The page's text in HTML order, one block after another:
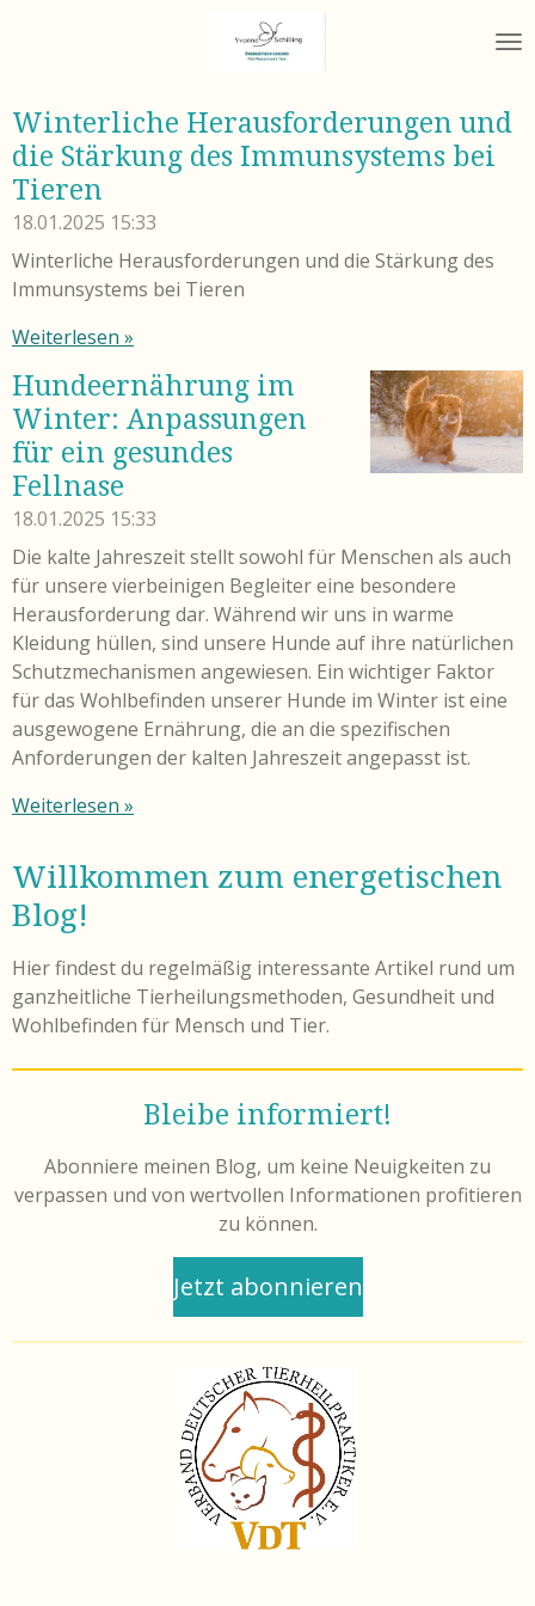
Winterliche Herausforderungen und
die Stärkung des Immunsystems bei
Tieren
18.01.2025 15:33
Winterliche Herausforderungen und die Stärkung des
Immunsystems bei Tieren
Weiterlesen »
Hundeernährung im
Winter: Anpassungen
für ein gesundes
Fellnase
18.01.2025 15:33
Die kalte Jahreszeit stellt sowohl für Menschen als auch
für unsere vierbeinigen Begleiter eine besondere
Herausforderung dar. Während wir uns in warme
Kleidung hüllen, sind unsere Hunde auf ihre natürlichen
Schutzmechanismen angewiesen. Ein wichtiger Faktor
für das Wohlbefinden unserer Hunde im Winter ist eine
ausgewogene Ernährung, die an die spezifischen
Anforderungen der kalten Jahreszeit angepasst ist.
Weiterlesen »
Willkommen zum energetischen
Blog!
Hier findest du regelmäßig interessante Artikel rund um
ganzheitliche Tierheilungsmethoden, Gesundheit und
Wohlbefinden für Mensch und Tier.
Bleibe informiert!
Abonniere meinen Blog, um keine Neuigkeiten zu
verpassen und von wertvollen Informationen profitieren
zu können.
Jetzt abonnieren